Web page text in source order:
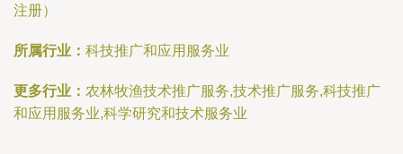
注册）
所属行业： 科技推广和应用服务业
更多行业： 农林牧渔技术推广服务,技术推广服务,科技推广
和应用服务业,科学研究和技术服务业